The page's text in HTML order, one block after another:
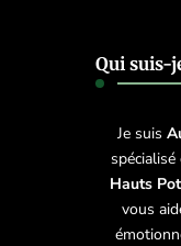
Qui suis-
Je suis
Hauts
vous